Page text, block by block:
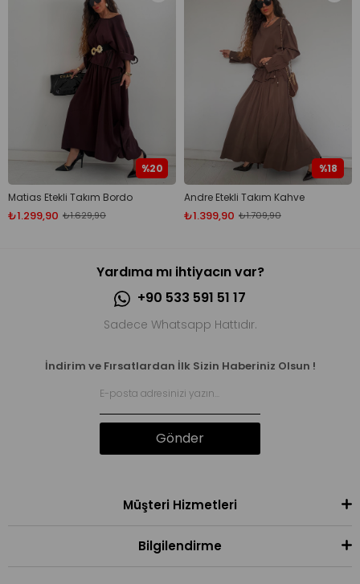
Matias Etekli Takım Bordo
₺1.299,90 ₺1.629,90
%20
Andre Etekli Takım Kahve
₺1.399,90 ₺1.709,90
%18
Yardıma mı ihtiyacın var?
+90 533 591 51 17
Sadece Whatsapp Hattıdır.
İndirim ve Fırsatlardan İlk Sizin Haberiniz Olsun !
Gönder
Müşteri Hizmetleri
Bilgilendirme